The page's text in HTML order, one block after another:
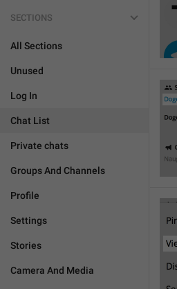
SECTIONS
All Sections
Unused
Log In
Chat List
Private chats
Groups And Channels
Profile
Settings
Stories
Camera And Media